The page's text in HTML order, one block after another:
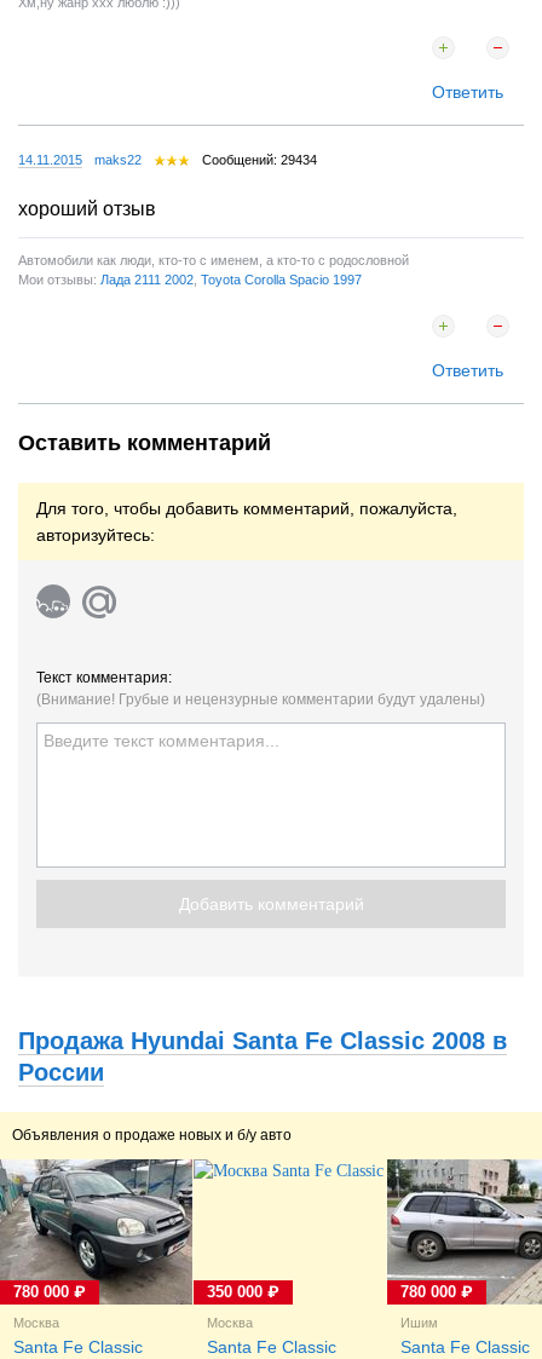
Ответить
14.11.2015 maks22 Сообщений: 29434
хороший отзыв
Автомобили как люди, кто-то с именем, а кто-то с родословной
Мои отзывы: Лада 2111 2002 Toyota Corolla Spacio 1997
Ответить
Оставить комментарий
Для того, чтобы добавить комментарий, пожалуйста,
авторизуйтесь:
Текст комментария:
(Внимание! Грубые и нецензурные комментарии будут удалены)
Добавить комментарий
Продажа Hyundai Santa Fe Classic 2008 в
России
Объявления о продаже новых и б/у авто
Москва
Santa Fe Classic
780 000 ₽
Москва
Santa Fe Classic
350 000 ₽
Ишим
Santa Fe Classic
780 000 ₽